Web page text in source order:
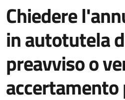
Chiedere
in autotutela
preavviso o
accertamento